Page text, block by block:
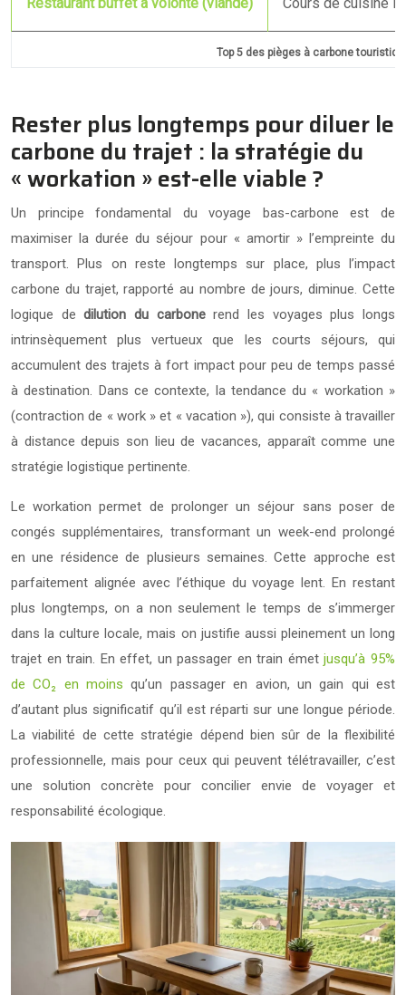
Top 5 des pièges à carbone
Rester plus longtemps pour diluer le
carbone du trajet : la stratégie du
« workation » est-elle viable ?
Un principe fondamental du voyage bas-carbone est de
maximiser la durée du séjour pour « amortir » l’empreinte du
transport. Plus on reste longtemps sur place, plus l’impact
carbone du trajet, rapporté au nombre de jours, diminue. Cette
logique dedilution du carbonerend les voyages plus longs
intrinsèquement plus vertueux que les courts séjours, qui
accumulent des trajets à fort impact pour peu de temps passé
à destination. Dans ce contexte, la tendance du « workation »
(contraction de « work » et « vacation »), qui consiste à travailler
à distance depuis son lieu de vacances, apparaît comme une
stratégie logistique pertinente.
Le workation permet de prolonger un séjour sans poser de
congés supplémentaires, transformant un week-end prolongé
en une résidence de plusieurs semaines. Cette approche est
parfaitement alignée avec l’éthique du voyage lent. En restant
plus longtemps, on a non seulement le temps de s’immerger
dans la culture locale, mais on justifie aussi pleinement un long
trajet en train. En effet, un passager en train émetjusqu’à 95%
de CO₂ en moins qu’un passager en avion, un gain qui est
d’autant plus significatif qu’il est réparti sur une longue période.
La viabilité de cette stratégie dépend bien sûr de la flexibilité
professionnelle, mais pour ceux qui peuvent télétravailler, c’est
une solution concrète pour concilier envie de voyager et
responsabilité écologique.